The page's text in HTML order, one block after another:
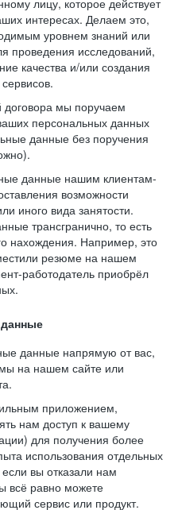
лицу, которое действует
интересах. Делаем это,
уровнем знаний или
проведения исследований,
качества и/или создания
договора мы поручаем
персональных данных
данные без поручения
данные нашим клиентам-
возможности
иного вида занятости.
трансгранично, то есть
нахождения. Например, это
резюме на нашем
работодатель приобрёл
данные напрямую от вас,
на нашем сайте или
приложением,
нам доступ к вашему
для получения более
использования отдельных
вы отказали нам
всё равно можете
сервис или продукт.